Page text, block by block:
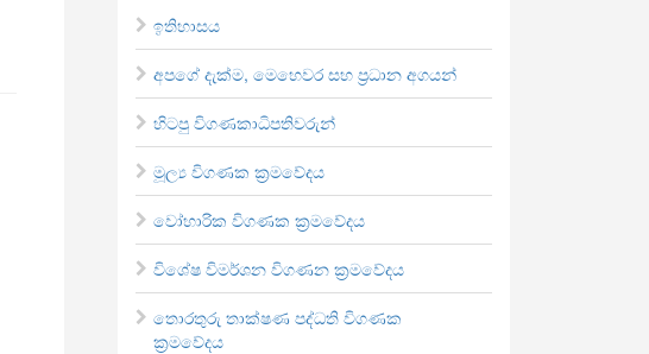
ඉතිහාසය
අපගේ දැක්ම, මෙහෙවර සහ ප්‍රධාන අගයන්
හිටපු විගණකාධිපතිවරුන්
මූල්‍ය විගණක ක්‍රමවේදය
වෝහාරික විගණක ක්‍රමවේදය
විශේෂ විමර්ශන විගණන ක්‍රමවේදය
තොරතුරු තාක්ෂණ පද්ධති විගණක
ක්‍රමවේදය